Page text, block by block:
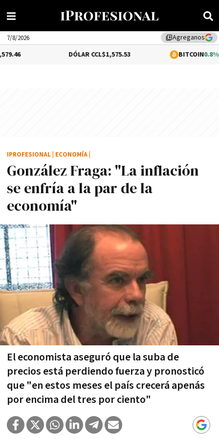
library_addAgreganos
7/8/2026
DÓLAR CCL$1,575.53 BITCOIN0.8%
González Fraga: "La inflación
se enfrí­a a la par de la
economí­a"
El economista aseguró que la suba de
precios está perdiendo fuerza y pronosticó
que "en estos meses el paí­s crecerá apenás
por encima del tres por ciento"
IPROFESIONAL ECONOMÍA